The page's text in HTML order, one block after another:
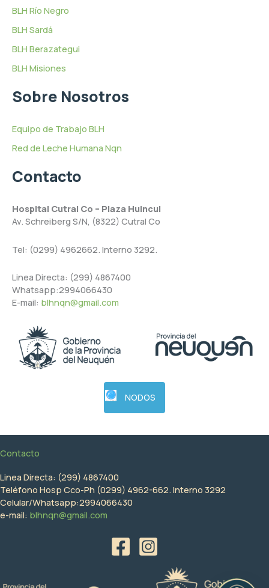
BLH Río Negro
BLH Sardá
BLH Berazategui
BLH Misiones
Sobre Nosotros
Equipo de Trabajo BLH
Red de Leche Humana Nqn
Contacto
Hospital Cutral Co – Plaza Huincul
Av. Schreiberg S/N, (8322) Cutral Co
Tel: (0299) 4962662. Interno 3292.
Linea Directa: (299) 4867400
Whatsapp:2994066430
E-mail: blhnqn@gmail.com
NODOS
Contacto
Linea Directa: (299) 4867400
Teléfono Hosp Cco-Ph (0299) 4962-662. Interno 3292
Celular/Whatsapp:2994066430
e-mail: blhnqn@gmail.com